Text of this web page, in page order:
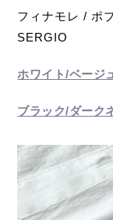
フィナモレ / ポ
SERGIO
ホワイト/ベージ
ブラック/ダーク